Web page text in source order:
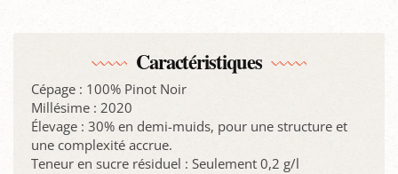
Caractéristiques
Cépage : 100% Pinot Noir
Millésime : 2020
Élevage : 30% en demi-muids, pour une structure et
une complexité accrue.
Teneur en sucre résiduel : Seulement 0,2 g/l